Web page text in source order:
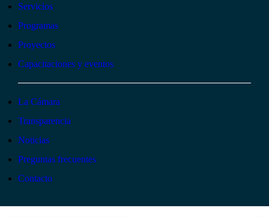
Servicios
Programas
Proyectos
Capacitaciones y eventos
La Cámara
Transparencia
Noticias
Preguntas frecuentes
Contacto